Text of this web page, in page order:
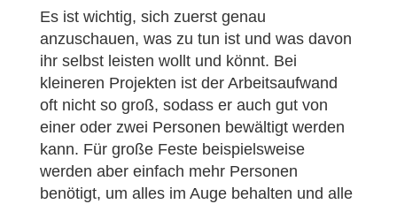
Es ist wichtig, sich zuerst genau
anzuschauen, was zu tun ist und was davon
ihr selbst leisten wollt und könnt. Bei
kleineren Projekten ist der Arbeitsaufwand
oft nicht so groß, sodass er auch gut von
einer oder zwei Personen bewältigt werden
kann. Für große Feste beispielsweise
werden aber einfach mehr Personen
benötigt, um alles im Auge behalten und alle